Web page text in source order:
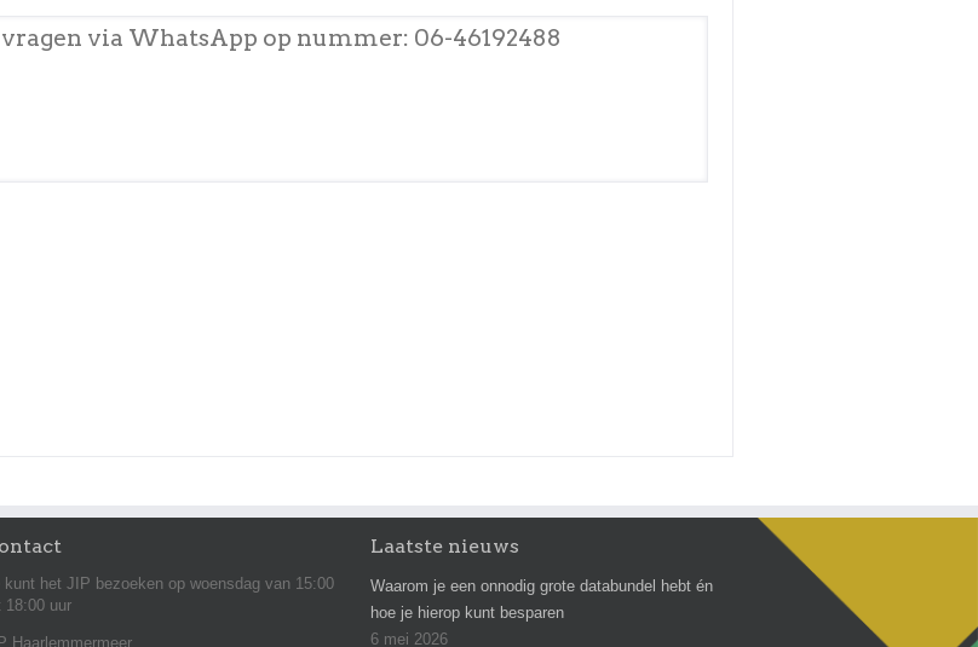
via WhatsApp op nummer: 06-46192488
kunt het JIP bezoeken op woensdag van 15:00
18:00 uur
Haarlemmermeer
Laatste nieuws
Waarom je een onnodig grote databundel hebt én
hoe je hierop kunt besparen
6 mei 2026